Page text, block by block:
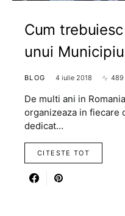
Cum
unui
BLOG 4 iulie 2018 489
De multi ani in
organizeaza in fiecare
dedicat…
CITESTE TOT